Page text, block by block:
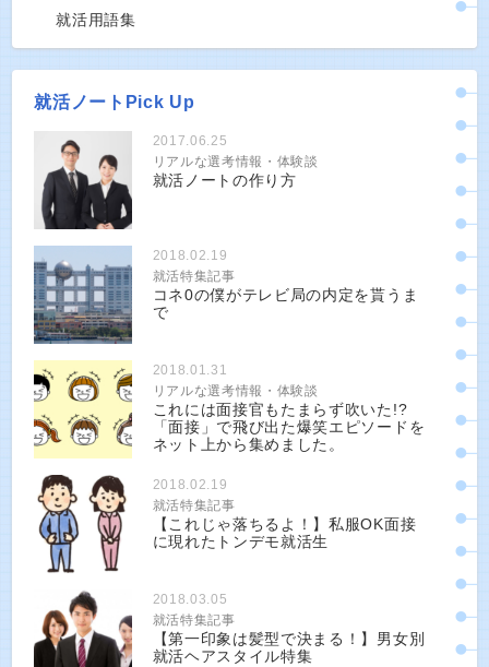
就活用語集
就活ノートPick Up
2017.06.25
リアルな選考情報・体験談
就活ノートの作り方
2018.02.19
就活特集記事
コネ0の僕がテレビ局の内定を貰うま
で
2018.01.31
リアルな選考情報・体験談
これには面接官もたまらず吹いた!?
「面接」で飛び出た爆笑エピソードを
ネット上から集めました。
2018.02.19
就活特集記事
【これじゃ落ちるよ！】私服OK面接
に現れたトンデモ就活生
2018.03.05
就活特集記事
【第一印象は髪型で決まる！】男女別
就活ヘアスタイル特集